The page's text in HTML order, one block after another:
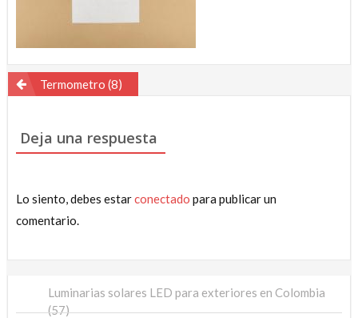
Navegación
entradas
Termometro (8)
Deja una respuesta
Lo siento, debes estarconectado para publicar un
comentario.
Luminarias solares LED para exteriores en Colombia
5757